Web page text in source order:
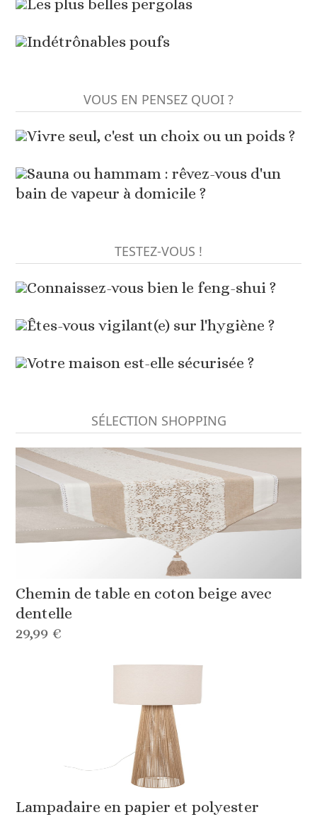
Les plus belles pergolas
Indétrônables poufs
VOUS EN PENSEZ QUOI ?
Vivre seul, c'est un choix ou un poids ?
Sauna ou hammam : rêvez-vous d'un
bain de vapeur à domicile ?
TESTEZ-VOUS !
Connaissez-vous bien le feng-shui ?
Êtes-vous vigilant(e) sur l'hygiène ?
Votre maison est-elle sécurisée ?
SÉLECTION SHOPPING
Chemin de table en coton beige avec
dentelle
29,99 €
Lampadaire en papier et polyester